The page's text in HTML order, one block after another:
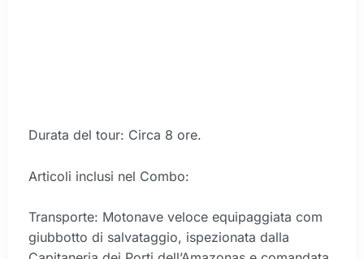
Durata del tour: Circa 8 ore.
Articoli inclusi nel Combo:
Transporte: Motonave veloce equipaggiata com
giubbotto di salvataggio, ispezionata dalla